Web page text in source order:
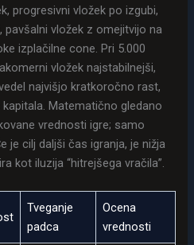
progresivni vložek po izgubi,
vložek z omejitvijo na
izplačilne cone. Pri 5.000
vložek najstabilnejši,
najvišjo kratkoročno rast,
Matematično gledano
vrednosti igre; samo
je cilj daljši čas igranja, je nižja
kot iluzija “hitrejšega vračila”.
Tveganje
padca
Ocena
vrednosti